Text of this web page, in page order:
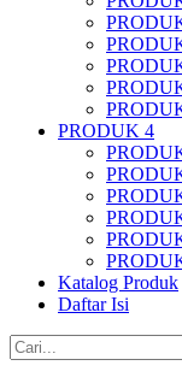
PRODUK 4
Katalog Produk
Daftar Isi